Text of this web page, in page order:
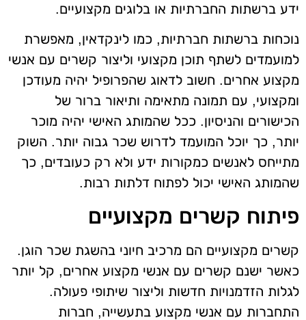
ידע ברשתות החברתיות או בלוגים מקצועיים.
נוכחות ברשתות חברתיות, כמו לינקדאין, מאפשרת
למועמדים לשתף תוכן מקצועי וליצור קשרים עם אנשי
מקצוע אחרים. חשוב לדאוג שהפרופיל יהיה מעודכן
ומקצועי, עם תמונה מתאימה ותיאור ברור של
הכישורים והניסיון. ככל שהמותג האישי יהיה מוכר
יותר, כך יוכל המועמד לדרוש שכר גבוה יותר. השוק
מתייחס לאנשים כמקורות ידע ולא רק כעובדים, כך
שהמותג האישי יכול לפתוח דלתות רבות.
פיתוח קשרים מקצועיים
קשרים מקצועיים הם מרכיב חיוני בהשגת שכר הוגן.
כאשר ישנם קשרים עם אנשי מקצוע אחרים, קל יותר
לגלות הזדמנויות חדשות וליצור שיתופי פעולה.
התחברות עם אנשי מקצוע בתעשייה, חברות